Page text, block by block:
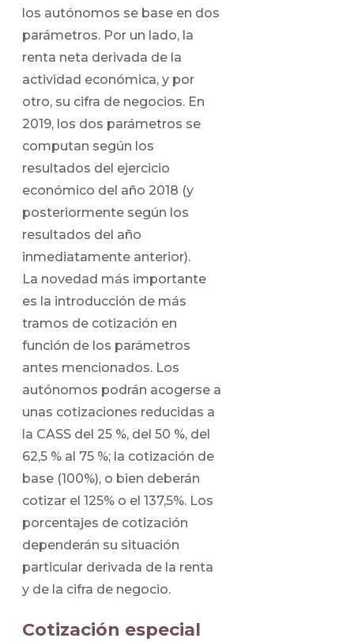
los autónomos se base en dos
parámetros. Por un lado, la
renta neta derivada de la
actividad económica, y por
otro, su cifra de negocios. En
2019, los dos parámetros se
computan según los
resultados del ejercicio
económico del año 2018 (y
posteriormente según los
resultados del año
inmediatamente anterior).
La novedad más importante
es la introducción de más
tramos de cotización en
función de los parámetros
antes mencionados. Los
autónomos podrán acogerse a
unas cotizaciones reducidas a
la CASS del 25 %, del 50 %, del
62,5 % al 75 %; la cotización de
base (100%), o bien deberán
cotizar el 125% o el 137,5%. Los
porcentajes de cotización
dependerán su situación
particular derivada de la renta
y de la cifra de negocio.
Cotización especial